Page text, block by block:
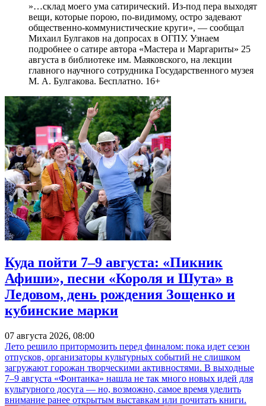
»…склад моего ума сатирический. Из-под пера выходят
вещи, которые порою, по-видимому, остро задевают
общественно-коммунистические круги», — сообщал
Михаил Булгаков на допросах в ОГПУ. Узнаем
подробнее о сатире автора «Мастера и Маргариты» 25
августа в библиотеке им. Маяковского, на лекции
главного научного сотрудника Государственного музея
М. А. Булгакова. Бесплатно. 16+
Куда пойти 7–9 августа: «Пикник
Афиши», песни «Короля и Шута» в
Ледовом, день рождения Зощенко и
кубинские марки
07 августа 2026, 08:00
Лето решило притормозить перед финалом: пока идет сезон
отпусков, организаторы культурных событий не слишком
загружают горожан творческими активностями. В выходные
7–9 августа «Фонтанка» нашла не так много новых идей для
культурного досуга — но, возможно, самое время уделить
внимание ранее открытым выставкам или почитать книги.